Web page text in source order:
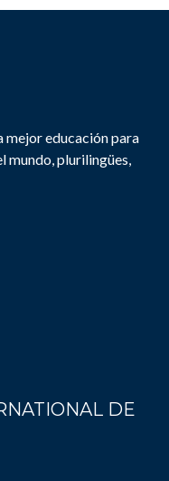
mejor educación para
mundo, plurilingües,
DE